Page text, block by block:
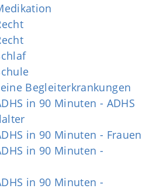
Begleiterkrankungen
in 90 Minuten - ADHS
in 90 Minuten - Frauen
in 90 Minuten -
in 90 Minuten -